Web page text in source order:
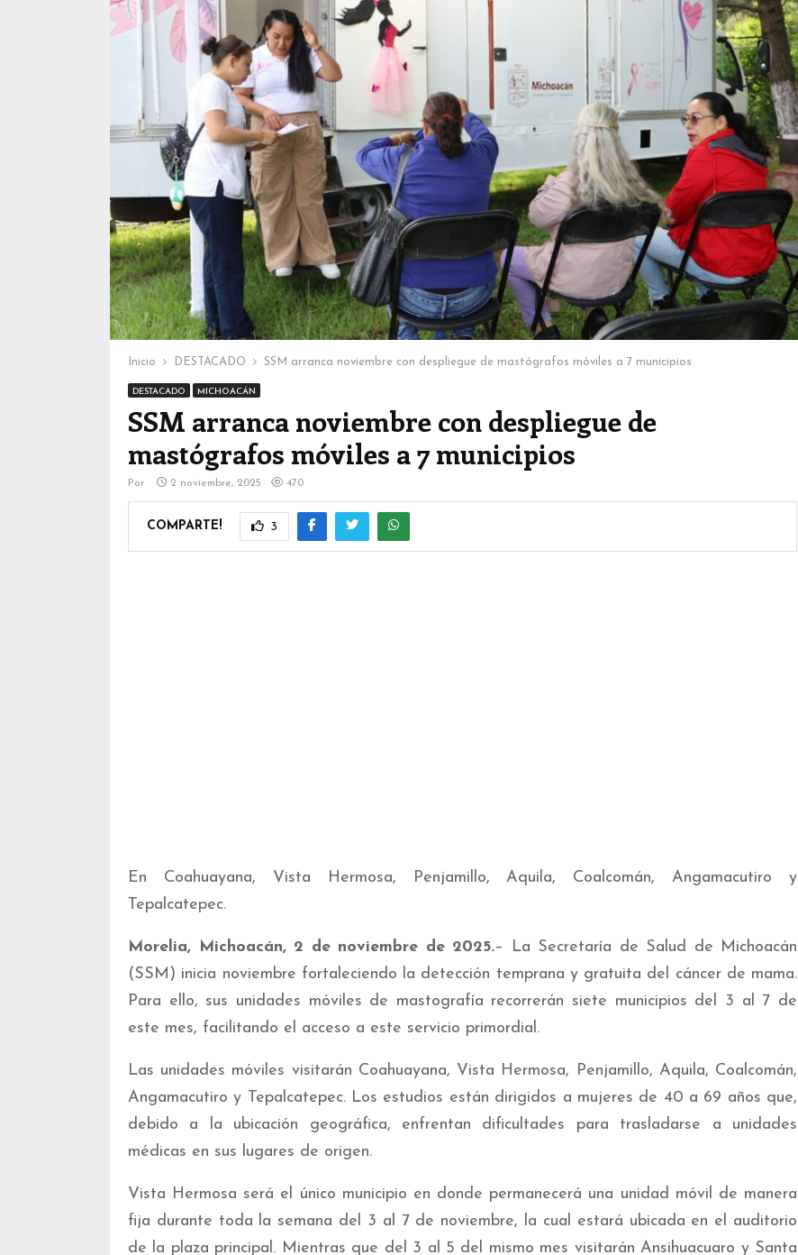
Inicio DESTACADO SSM arranca noviembre con despliegue de mastógrafos móviles a 7 municipios
DESTACADO MICHOACÁN
SSM arranca noviembre con despliegue de
mastógrafos móviles a 7 municipios
Por 2 noviembre, 2025 470
COMPARTE! 3
En ⁠Coahuayana, Vista Hermosa, Penjamillo, Aquila, Coalcomán, Angamacutiro y
Tepalcatepec.
Morelia, Michoacán, 2 de noviembre de 2025.– La Secretaría de Salud de Michoacán
(SSM) inicia noviembre fortaleciendo la detección temprana y gratuita del cáncer de mama.
Para ello, sus unidades móviles de mastografía recorrerán siete municipios del 3 al 7 de
este mes, facilitando el acceso a este servicio primordial.
Las unidades móviles visitarán Coahuayana, Vista Hermosa, Penjamillo, Aquila, Coalcomán,
Angamacutiro y Tepalcatepec. Los estudios están dirigidos a mujeres de 40 a 69 años que,
debido a la ubicación geográfica, enfrentan dificultades para trasladarse a unidades
médicas en sus lugares de origen.
Vista Hermosa será el único municipio en donde permanecerá una unidad móvil de manera
fija durante toda la semana del 3 al 7 de noviembre, la cual estará ubicada en el auditorio
de la plaza principal. Mientras que del 3 al 5 del mismo mes visitarán Ansihuacuaro y Santa